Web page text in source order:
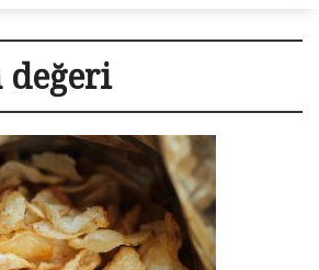
değeri